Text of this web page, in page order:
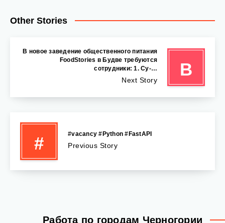
Other Stories
B
B новое заведение общественного питания
FoodStories в Будве требуются
сотрудники: 1. Су-…
Next Story
# #vacancy #Python #FastAPI
Previous Story
Работа по городам Черногории